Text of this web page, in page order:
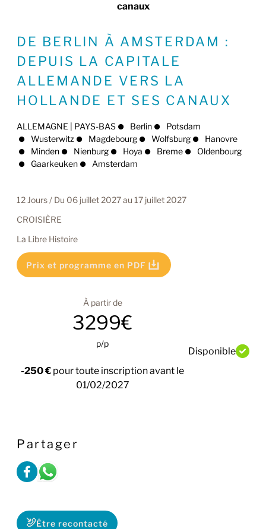
canaux
DE BERLIN À AMSTERDAM :
DEPUIS LA CAPITALE
ALLEMANDE VERS LA
HOLLANDE ET SES CANAUX
ALLEMAGNE | PAYS-BAS Berlin
Potsdam
Wusterwitz
Magdebourg Wolfsburg
Hanovre
Minden
Nienburg Hoya Breme
Oldenbourg
Gaarkeuken
Amsterdam
12 Jours / Du 06 juillet 2027 au 17 juillet 2027
CROISIÈRE
La Libre Histoire
Prix et programme en PDF
Disponible
À partir de
3299€
p/p
-250 € pour toute inscription avant le
01/02/2027
Partager
Être recontacté